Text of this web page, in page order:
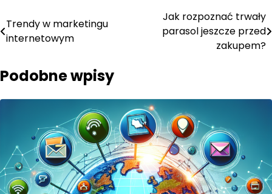
Nawigacja
wpisu
Trendy w marketingu
internetowym
Jak rozpoznać trwały
parasol jeszcze przed
zakupem?
Podobne wpisy